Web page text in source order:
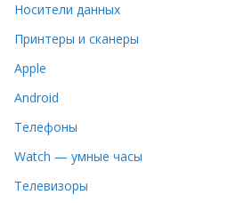
Носители данных
Принтеры и сканеры
Apple
Android
Телефоны
Watch — умные часы
Телевизоры